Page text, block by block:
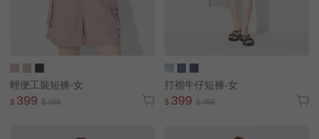
輕便工裝短褲-女
$ 399 $ 499
打褶牛仔短褲-女
$ 399 $ 499